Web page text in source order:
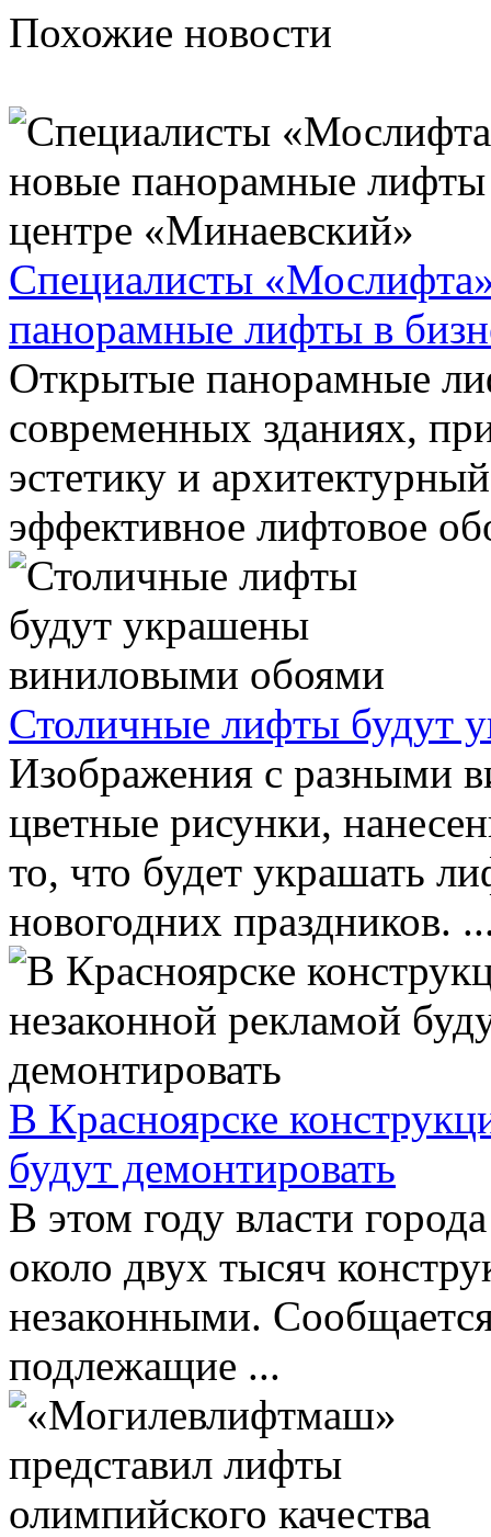
Похожие новости
Специалисты
панорамные лифты в
Открытые панорамные
современных зданиях,
эстетику и
эффективное лифтовое
Столичные лифты будут
Изображения с разными
цветные рисунки,
то, что будет украшать
новогодних праздников.
В Красноярске
будут демонтировать
В этом году власти
около двух тысяч
незаконными.
подлежащие ...